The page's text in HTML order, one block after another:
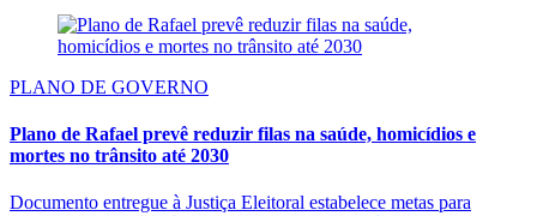
PLANO DE GOVERNO
Plano de Rafael prevê reduzir filas na saúde, homicídios e
mortes no trânsito até 2030
Documento entregue à Justiça Eleitoral estabelece metas para